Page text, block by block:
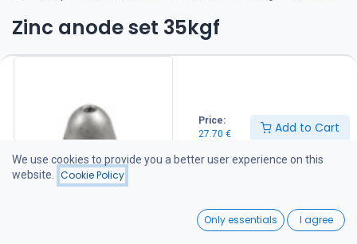
Price:
27.70 € Add to Cart
Wishlist
Zinc anode set 35kgf
Sisältää kiinnitysmutterin ja kuusiokolopultin.
Add to Cart
Add to wishlist
We use cookies to provide you a better user experience on this
website.
Cookie Policy
Only essentials I agree